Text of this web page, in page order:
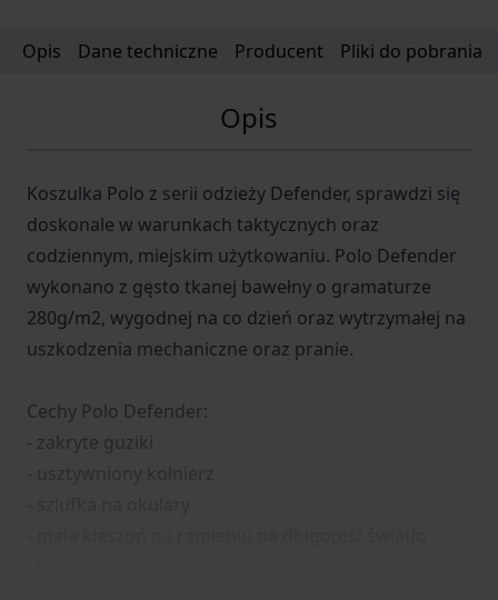
Opis Dane techniczne Producent Pliki do pobrania
Opis
Koszulka Polo z serii odzieży Defender, sprawdzi się
doskonale w warunkach taktycznych oraz
codziennym, miejskim użytkowaniu. Polo Defender
wykonano z gęsto tkanej bawełny o gramaturze
280g/m2, wygodnej na co dzień oraz wytrzymałej na
uszkodzenia mechaniczne oraz pranie.
Cechy Polo Defender:
- zakryte guziki